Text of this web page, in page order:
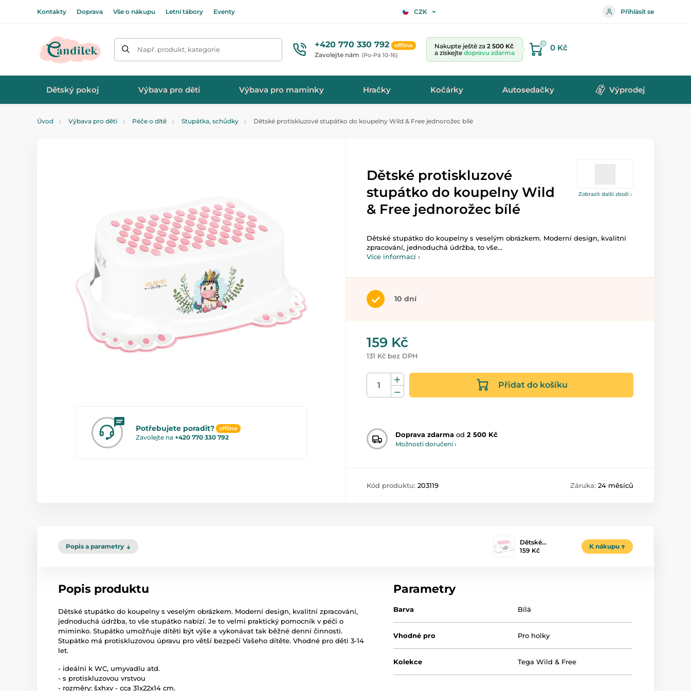
Kontakty Doprava Vše o nákupu Letní tábory Eventy CZK Přihlásit se
Např. produkt, kategorie +420 770 330 792 offline
Zavolejte nám (Po-Pá 10-16)
Nakupte ještě za 2 500 Kč
a získejte dopravu zdarma
0 0 Kč
Dětský pokoj Výbava pro děti Výbava pro maminky Hračky Kočárky Autosedačky Výprodej
Úvod Výbava pro děti Péče o dítě Stupátka, schůdky Dětské protiskluzové stupátko do koupelny Wild & Free jednorožec bílé
Zobrazit další zboží ›
Potřebujete poradit? offline
Zavolejte na +420 770 330 792
Dětské protiskluzové
stupátko do koupelny Wild
& Free jednorožec bílé
Dětské stupátko do koupelny s veselým obrázkem. Moderní design, kvalitní
zpracování, jednoduchá údržba, to vše...
Více informací ›
10 dní
159 Kč
131 Kč bez DPH
Přidat do košíku
Doprava zdarma od 2 500 Kč
Možnosti doručení ›
Kód produktu: 203119 Záruka: 24 měsíců
Popis a parametry
Dětské…
159 Kč
K nákupu
Popis produktu
Dětské stupátko do koupelny s veselým obrázkem. Moderní design, kvalitní zpracování,
jednoduchá údržba, to vše stupátko nabízí. Je to velmi praktický pomocník v péči o
miminko. Stupátko umožňuje dítěti být výše a vykonávat tak běžné denní činnosti.
Stupátko má protiskluzovou úpravu pro větší bezpečí Vašeho dítěte. Vhodné pro děti 3-14
let.
- ideální k WC, umyvadlu atd.
- s protiskluzovou vrstvou
- rozměry: šxhxv - cca 31x22x14 cm.
Parametry
Barva Bílá
Vhodné pro Pro holky
Kolekce Tega Wild & Free